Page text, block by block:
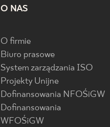
O NAS
O firmie
Biuro prasowe
System zarządzania ISO
Projekty Unijne
Dofinansowania NFOŚiGW
Dofinansowania
WFOŚiGW